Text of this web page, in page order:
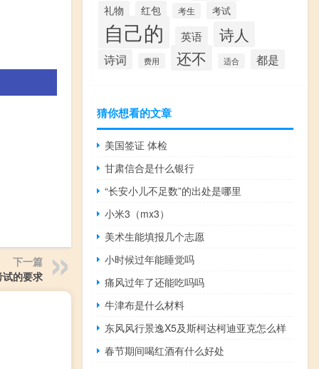
下一篇
的要求
礼物 红包 考生 考试
自己的 英语 诗人
诗词 费用 还不 适合 都是
猜你想看的文章
美国签证 体检
甘肃信合是什么银行
“长安小儿不足数”的出处是哪里
小米3（mx3）
美术生能填报几个志愿
小时候过年能睡觉吗
痛风过年了还能吃吗吗
牛津布是什么材料
东风风行景逸X5及斯柯达柯迪亚克怎么样
春节期间喝红酒有什么好处